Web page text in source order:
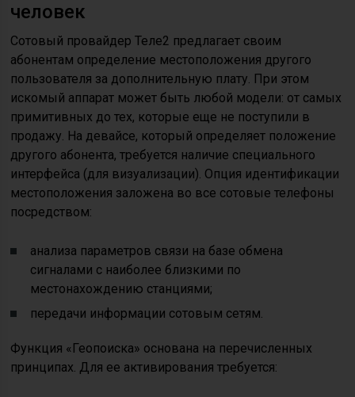
человек
Сотовый провайдер Теле2 предлагает своим
абонентам определение местоположения другого
пользователя за дополнительную плату. При этом
искомый аппарат может быть любой модели: от самых
примитивных до тех, которые еще не поступили в
продажу. На девайсе, который определяет положение
другого абонента, требуется наличие специального
интерфейса (для визуализации). Опция идентификации
местоположения заложена во все сотовые телефоны
посредством:
анализа параметров связи на базе обмена
сигналами с наиболее близкими по
местонахождению станциями;
передачи информации сотовым сетям.
Функция «Геопоиска» основана на перечисленных
принципах. Для ее активирования требуется: